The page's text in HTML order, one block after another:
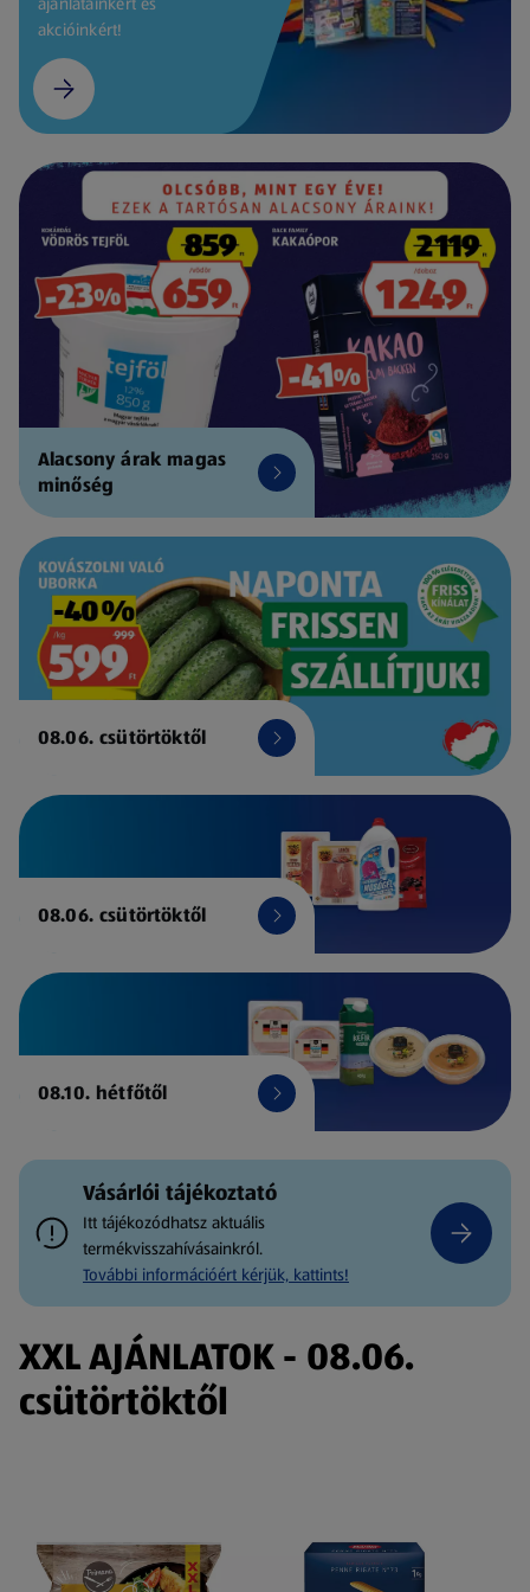
akcióinkért!
Alacsony árak magas
minőség
08.06. csütörtöktől
08.06. csütörtöktől
08.10. hétfőtől
Vásárlói tájékoztató
Itt tájékozódhatsz aktuális
termékvisszahívásainkról.
További információért kérjük, kattints!
XXL AJÁNLATOK - 08.06.
csütörtöktől